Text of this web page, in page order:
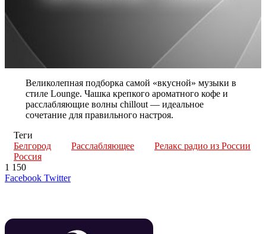
Великолепная подборка самой «вкусной» музыки в
стиле Lounge. Чашка крепкого ароматного кофе и
расслабляющие волны chillout — идеальное
сочетание для правильного настроя.
Теги
Белгород
Расслабляющее
Релакс радио из России
Россия
1 150
Facebook TwitterLinkedIn
Tumblr
Reddit
Вконтакте
Одноклассники
Skype
Messenger
Messenger
WhatsApp
Telegram
Viber
Line
Поделиться
Печатать